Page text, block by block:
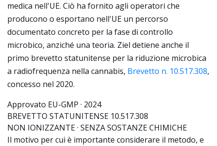
medica nell'UE. Ciò ha fornito agli operatori che
producono o esportano nell'UE un percorso
documentato concreto per la fase di controllo
microbico, anziché una teoria. Ziel detiene anche il
primo brevetto statunitense per la riduzione microbica
a radiofrequenza nella cannabis, Brevetto n. 10.517.308,
concesso nel 2020.
Approvato EU-GMP · 2024
BREVETTO STATUNITENSE 10.517.308
NON IONIZZANTE · SENZA SOSTANZE CHIMICHE
Il motivo per cui è importante considerare il metodo, e